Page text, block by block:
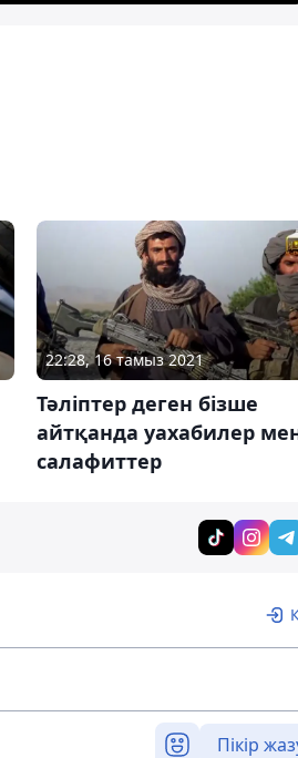
22:28, 16 тамыз 2021
Тәліптер деген бізше
айтқанда уахабилер
салафиттер
Пікір